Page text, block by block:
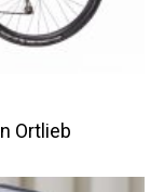
Ortlieb